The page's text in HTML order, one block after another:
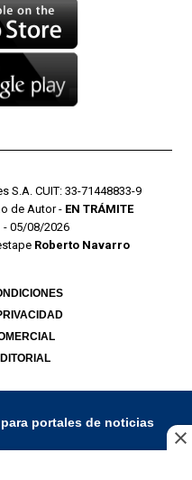
S.A. CUIT: 33-71448833-9
de Autor - EN TRÁMITE
- 05/08/2026
Roberto Navarro
para portales de noticias